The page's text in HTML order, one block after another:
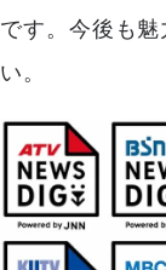
です。今後も
い。